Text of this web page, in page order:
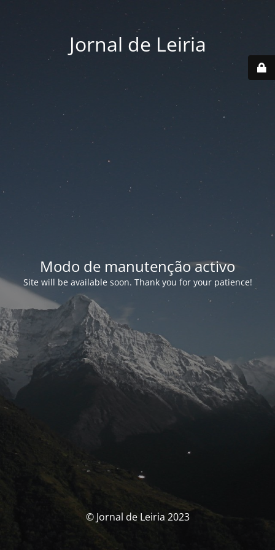
Jornal de Leiria
Modo de manutenção activo
Site will be available soon. Thank you for your patience!
© Jornal de Leiria 2023